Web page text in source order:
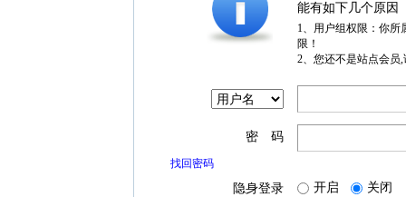
能有如下几个原因
1、用户组权限：你所
限！
2、您还不是站点会员
密 码
找回密码
隐身登录 开启 关闭